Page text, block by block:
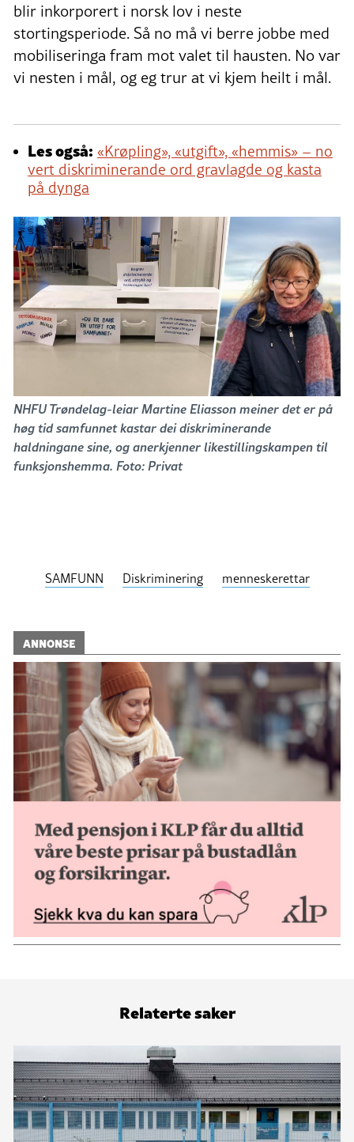
blir inkorporert i norsk lov i neste
stortingsperiode. Så no må vi berre jobbe med
mobiliseringa fram mot valet til hausten. No var
vi nesten i mål, og eg trur at vi kjem heilt i mål.
Les også: «Krøpling», «utgift», «hemmis» – no
vert diskriminerande ord gravlagde og kasta
på dynga
NHFU Trøndelag-leiar Martine Eliasson meiner det er på
høg tid samfunnet kastar dei diskriminerande
haldningane sine, og anerkjenner likestillingskampen til
funksjonshemma. Foto: Privat
SAMFUNN Diskriminering menneskerettar
ANNONSE
Relaterte saker